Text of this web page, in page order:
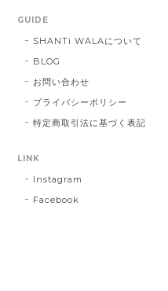
GUIDE
SHANTi WALAについて
BLOG
お問い合わせ
プライバシーポリシー
特定商取引法に基づく表記
LINK
Instagram
Facebook